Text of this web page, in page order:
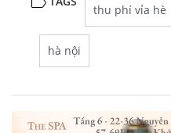
thu phí vỉa hè
hà nội